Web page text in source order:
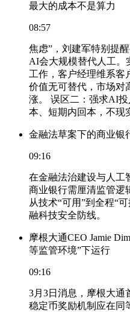
最大的成本不是算力
08:57
焦虑”，刘建军特别提
AI会大规模替代人工。
工作，客户经理维系客
价值无可替代，市场对
涨。 误区二：强求AI
本、短期内回本，不现
金融法草案下的商业银
09:16
在金融法治建设与人工
商业银行需厘清监管逻
从技术“可用”到全程“
融科技安全防线。
摩根大通CEO Jamie
等监管环境”下运行
09:16
3月3日消息，摩根大通
稳定币奖励机制应在同